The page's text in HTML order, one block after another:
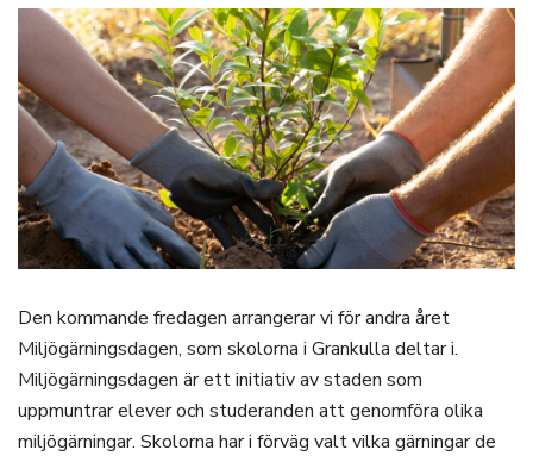
Den kommande fredagen arrangerar vi för andra året
Miljögärningsdagen, som skolorna i Grankulla deltar i.
Miljögärningsdagen är ett initiativ av staden som
uppmuntrar elever och studeranden att genomföra olika
miljögärningar. Skolorna har i förväg valt vilka gärningar de